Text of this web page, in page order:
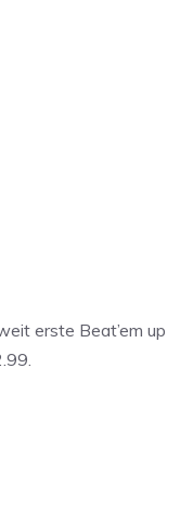
erste Beat’em up